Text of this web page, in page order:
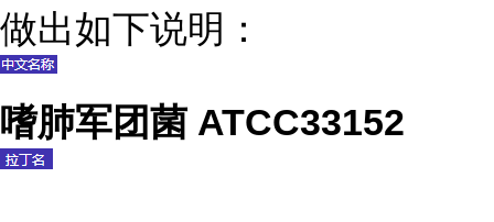
做出如下说明：
嗜肺军团菌 ATCC33152